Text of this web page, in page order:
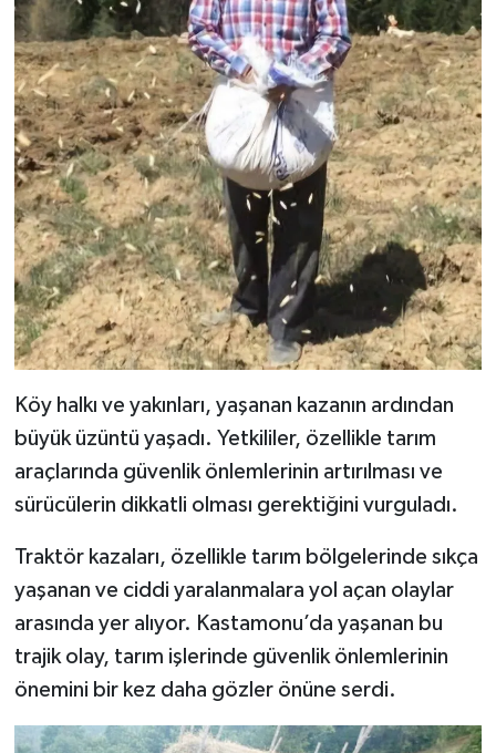
Köy halkı ve yakınları, yaşanan kazanın ardından
büyük üzüntü yaşadı. Yetkililer, özellikle tarım
araçlarında güvenlik önlemlerinin artırılması ve
sürücülerin dikkatli olması gerektiğini vurguladı.
Traktör kazaları, özellikle tarım bölgelerinde sıkça
yaşanan ve ciddi yaralanmalara yol açan olaylar
arasında yer alıyor. Kastamonu’da yaşanan bu
trajik olay, tarım işlerinde güvenlik önlemlerinin
önemini bir kez daha gözler önüne serdi.